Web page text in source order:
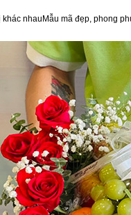
nhauMẫu mã đẹp, phong